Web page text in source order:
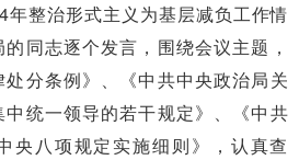
年整治形式主义为基层减负工作情
同志逐个发言，围绕会议主题，
分条例》、《中共中央政治局关
统一领导的若干规定》、《中共
央八项规定实施细则》，认真查